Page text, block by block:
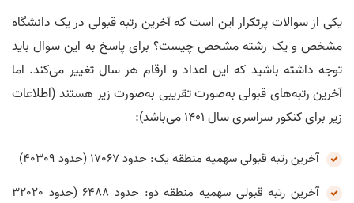
یکی از سوالات پر‌تکرار این است که آخرین رتبه قبولی در یک دانشگاه
مشخص و یک رشته مشخص چیست؟ برای پاسخ به این سوال باید
توجه داشته باشید که این اعداد و ارقام هر سال تغییر می‌کند. اما
آخرین رتبه‌های قبولی به‌صورت تقریبی به‌صورت زیر هستند (اطلاعات
زیر برای کنکور سراسری سال 1401 می‌باشد):
آخرین رتبه قبولی سهمیه منطقه یک: حدود 17067 (حدود 40309)
آخرین رتبه قبولی سهمیه منطقه دو: حدود 6488 (حدود 32020